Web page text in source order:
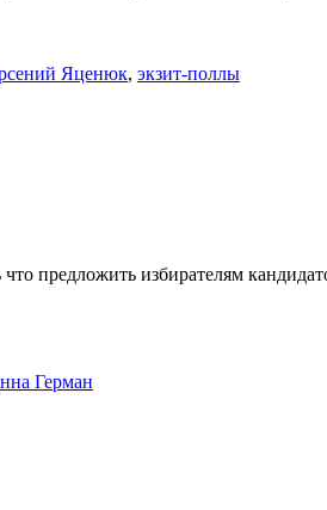
Яценюк, экзит-поллы
предложить избирателям
Герман